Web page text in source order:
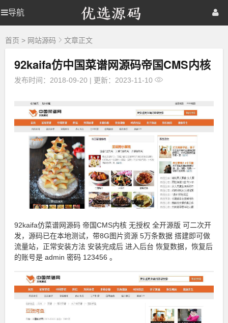
导航
优
选
码
优
选
首页 网站源码
棋牌源码
首页 > 网站源码 文章正文
92kaifa仿中国菜谱网源码帝国CMS内核
发布时间：2018-09-20 | 更新：2023-11-10
92kaifa仿菜谱网源码 帝国CMS内核 无授权 全开源版 可二次开
发，源码已在本地测试，带8G图片资源 5万条数据 搭建即可做
流量站，正常安装方法 安装完成后 进入后台 恢复数据，恢复后
的账号是 admin 密码 123456 。